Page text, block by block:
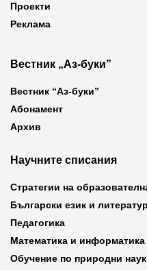
Проекти
Реклама
Вестник „Аз-буки”
Вестник “Аз-буки”
Абонамент
Архив
Научните списания
Стратегии на
Български език и
Педагогика
Математика и информатика
Обучение по природни